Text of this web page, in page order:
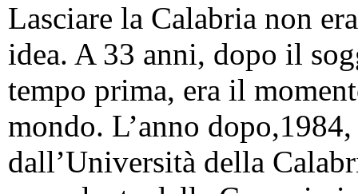
Lasciare la Calabria non
idea. A 33 anni, dopo il
tempo prima, era il
mondo. L’anno
dall’Università della